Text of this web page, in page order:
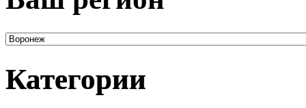
Категории